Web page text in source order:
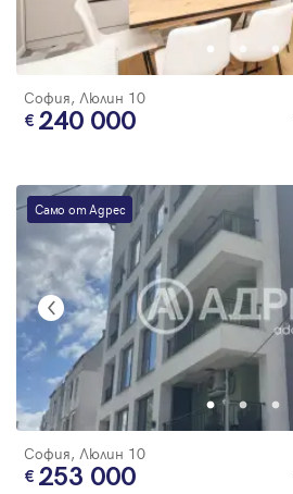
София, Люлин 10
240 000
Само от Адрес
София, Люлин 10
253 000
Парола
Забравена парола
Регистрация